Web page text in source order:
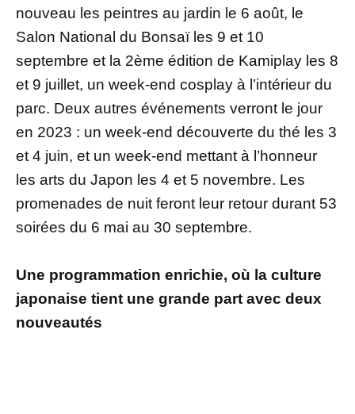
nouveau les peintres au jardin le 6 août, le
Salon National du Bonsaï les 9 et 10
septembre et la 2ème édition de Kamiplay les 8
et 9 juillet, un week-end cosplay à l’intérieur du
parc. Deux autres événements verront le jour
en 2023 : un week-end découverte du thé les 3
et 4 juin, et un week-end mettant à l’honneur
les arts du Japon les 4 et 5 novembre. Les
promenades de nuit feront leur retour durant 53
soirées du 6 mai au 30 septembre.
Une programmation enrichie, où la culture
japonaise tient une grande part avec deux
nouveautés